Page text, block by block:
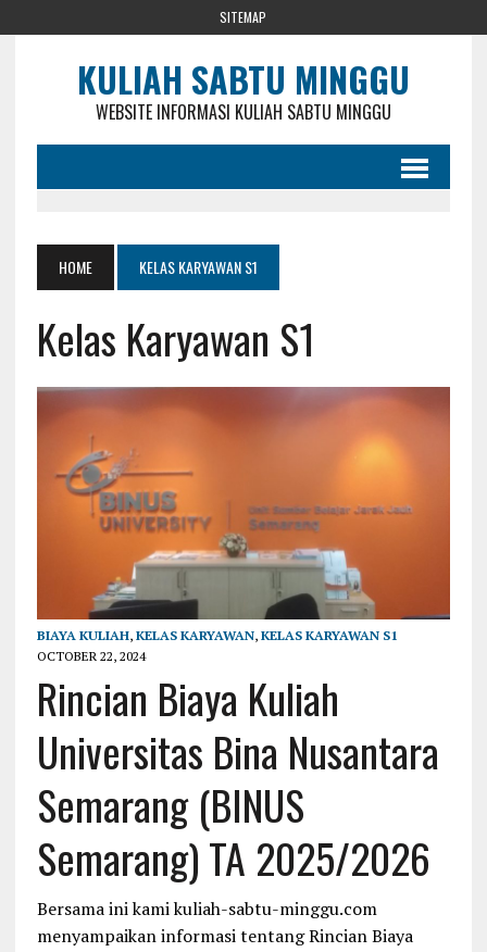
SITEMAP
KULIAH SABTU MINGGU
WEBSITE INFORMASI KULIAH SABTU MINGGU
HOME KELAS KARYAWAN S1
Kelas Karyawan S1
BIAYA KULIAH, KELAS KARYAWAN, KELAS KARYAWAN S1
OCTOBER 22, 2024
Rincian Biaya Kuliah
Universitas Bina Nusantara
Semarang (BINUS
Semarang) TA 2025/2026
Bersama ini kami kuliah-sabtu-minggu.com
menyampaikan informasi tentang Rincian Biaya